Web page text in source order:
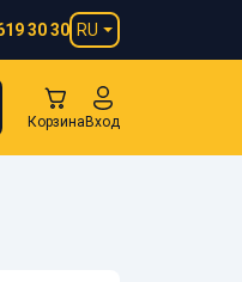
30 30 RU
Корзина Вход